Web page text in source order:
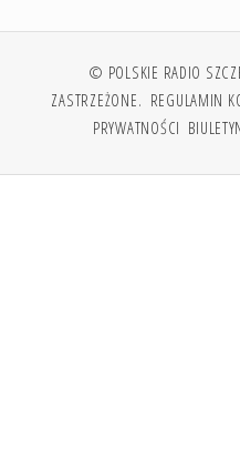
© POLSKIE RADIO
ZASTRZEŻONE. REGULAMIN
PRYWATNOŚCI